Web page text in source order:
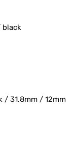
black
/ 31.8mm / 12mm